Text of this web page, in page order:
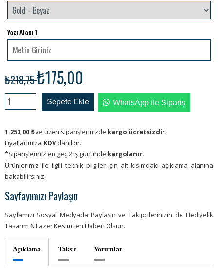
Yazı Alanı 1
₺218,75₺175,00
Sepete Ekle WhatsApp ile Sipariş
1.250,00₺ve üzeri siparişlerinizde kargo ücretsizdir.
Fiyatlarımıza KDVdahildir.
*Siparişleriniz en geç 2 iş gününde kargolanır.
Ürünlerimiz ile ilgili teknik bilgiler için alt kısımdaki açıklama alanına
bakabilirsiniz.
Sayfayımızı Paylaşın
Sayfamızı Sosyal Medyada Paylaşın ve Takipçilerinizin de Hediyelik
Tasarım & Lazer Kesim'ten Haberi Olsun.
Açıklama Taksit Yorumlar